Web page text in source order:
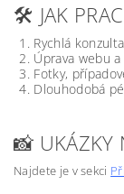
🛠️ JAK
Rychlá
Úprava webu
Fotky,
Dlouhodobá
📸 UKÁZKY
Najdete je v sekci